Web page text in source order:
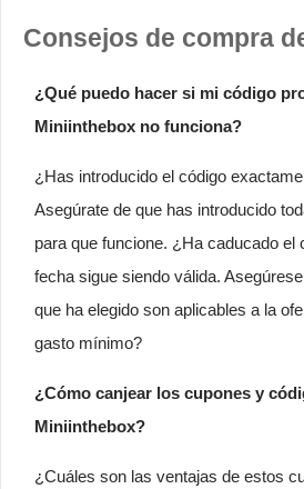
Consejos de compra
¿Qué puedo hacer si mi código
Miniinthebox no funciona?
¿Has introducido el código
Asegúrate de que has introducido
para que funcione. ¿Ha caducado el
fecha sigue siendo válida.
que ha elegido son aplicables a la
gasto mínimo?
¿Cómo canjear los cupones y
Miniinthebox?
¿Cuáles son las ventajas de estos